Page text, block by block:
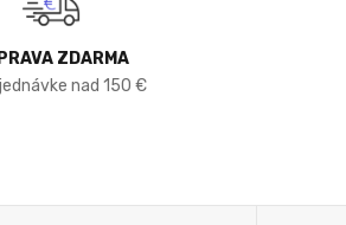
ZDARMA
nad 150 €